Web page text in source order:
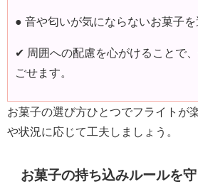
● 音や匂いが気にならないお菓子を
✔ 周囲への配慮を心がけることで
ごせます。
お菓子の選び方ひとつでフライトが
や状況に応じて工夫しましょう。
お菓子の持ち込みルールを